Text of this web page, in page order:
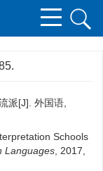
派[J]. 外国语,
Schools
Languages , 2017,